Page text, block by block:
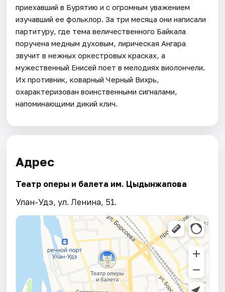
приехавший в Бурятию и с огромным уважением
изучавший ее фольклор. За три месяца они написали
партитуру, где тема величественного Байкала
поручена медным духовым, лирическая Ангара
звучит в нежных оркестровых красках, а
мужественный Енисей поет в мелодиях виолончели.
Их противник, коварный Черный Вихрь,
охарактеризован воинственными сигналами,
напоминающими дикий клич.
Адрес
Театр оперы и балета им. Цыдынжапова
Улан-Удэ, ул. Ленина, 51.